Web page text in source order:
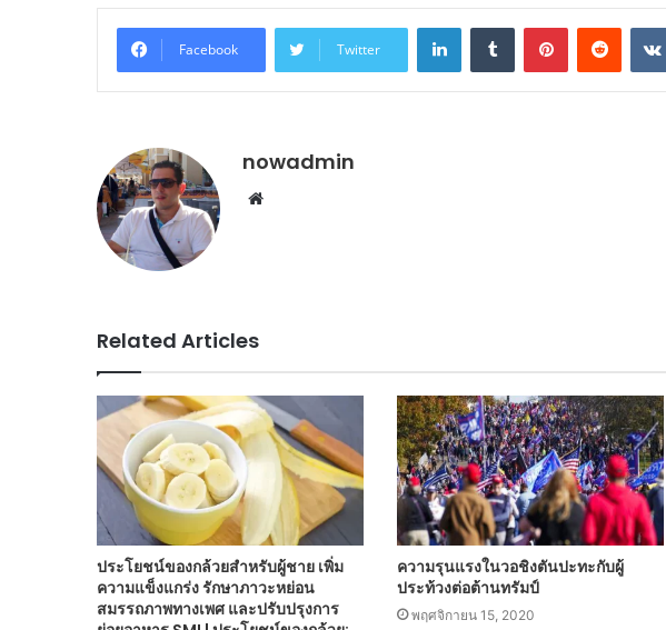
Facebook Twitter
LinkedInTumblr PinterestReddit
nowadmin
Website
Related Articles
ประโยชน์ของกล้วยสำหรับผู้ชาย เพิ่ม
ความแข็งแกร่ง รักษาภาวะหย่อน
สมรรถภาพทางเพศ และปรับปรุงการ
ความรุนแรงในวอชิงตันปะทะกับผู้
ประท้วงต่อต้านทรัมป์
พฤศจิกายน 15, 2020